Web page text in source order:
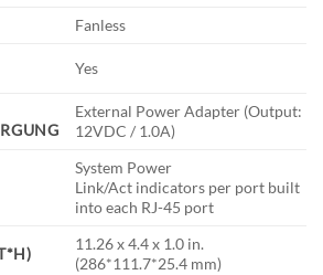
Fanless
Yes
External Power Adapter (Output:
12VDC / 1.0A)
System Power
Link/Act indicators per port built
into each RJ-45 port
11.26 x 4.4 x 1.0 in.
(286*111.7*25.4 mm)